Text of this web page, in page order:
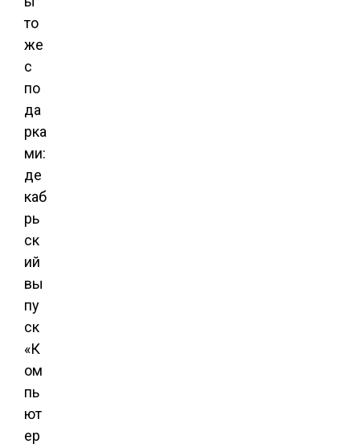
то
же
с
по
да
рка
ми:
де
каб
рь
ск
ий
вы
пу
ск
«К
ом
пь
ют
ер